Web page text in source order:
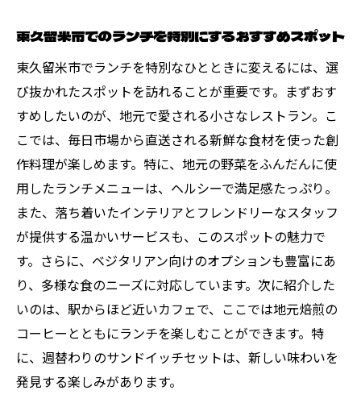
パンケーキに革命を起こす新メニュー
ランチタイムに試したい新感覚のパンケー
キ
東久留米市で人気のパンケーキトレンド
未知の味わいを楽しむパンケーキ体験
ランチに取り入れたいパンケーキの新風
リラックスしたランチタイムを楽しむ東久留米
市の方法
静かなカフェで過ごす贅沢なひととき
おしゃれな空間で味わう特別ランチ
東久留米市のランチスポットでリフレッシ
ュ
自然を感じながら楽しむランチタイム
心が落ち着くランチの演出方法
東久留米市でのランチを特別にするおすすめスポット
東久留米市でランチを特別なひとときに変えるには、選
び抜かれたスポットを訪れることが重要です。まずおす
すめしたいのが、地元で愛される小さなレストラン。こ
こでは、毎日市場から直送される新鮮な食材を使った創
作料理が楽しめます。特に、地元の野菜をふんだんに使
用したランチメニューは、ヘルシーで満足感たっぷり。
また、落ち着いたインテリアとフレンドリーなスタッフ
が提供する温かいサービスも、このスポットの魅力で
す。さらに、ベジタリアン向けのオプションも豊富にあ
り、多様な食のニーズに対応しています。次に紹介した
いのは、駅からほど近いカフェで、ここでは地元焙煎の
コーヒーとともにランチを楽しむことができます。特
に、週替わりのサンドイッチセットは、新しい味わいを
発見する楽しみがあります。